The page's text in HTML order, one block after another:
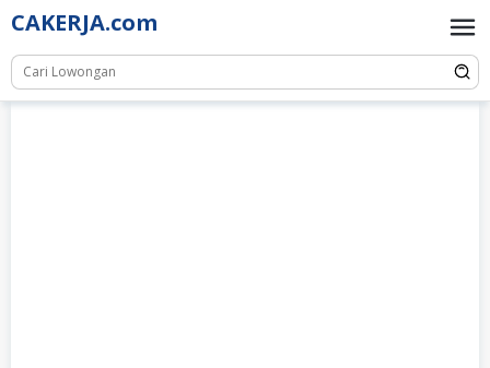
Skip
to
content
CAKERJA.com